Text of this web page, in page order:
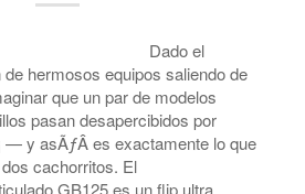
Dado el
hermosos equipos saliendo de
que un par de modelos
pasan desapercibidos por
— y asÃƒÂ­ es exactamente lo que
cachorritos. El
GB125 es un flip ultra